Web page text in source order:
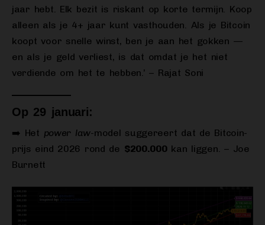
jaar hebt. Elk bezit is riskant op korte termijn. Koop
alleen als je 4+ jaar kunt vasthouden. Als je Bitcoin
koopt voor snelle winst, ben je aan het gokken —
en als je geld verliest, is dat omdat je het niet
verdiende om het te hebben.’ – Rajat Soni
Op 29 januari:
➡️ Het power law-model suggereert dat de Bitcoin-
prijs eind 2026 rond de $200.000kan liggen. – Joe
Burnett